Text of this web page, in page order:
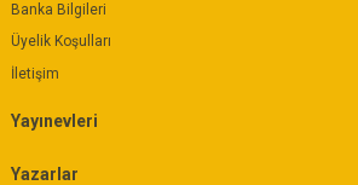
Banka Bilgileri
Üyelik Koşulları
İletişim
Yayınevleri
Yazarlar